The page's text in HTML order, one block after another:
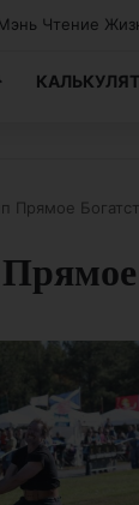
Прямое